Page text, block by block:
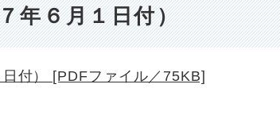
年６月１日付）
付） [PDFファイル／75KB]